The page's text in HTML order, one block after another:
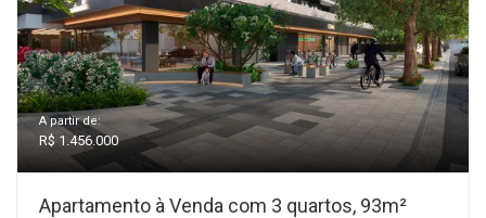
A partir de:
R$ 1.456.000
Apartamento à Venda com 3 quartos, 93m²